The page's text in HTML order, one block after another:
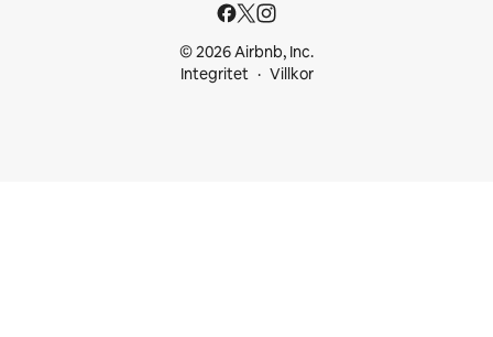
© 2026 Airbnb, Inc.
Integritet
Villkor